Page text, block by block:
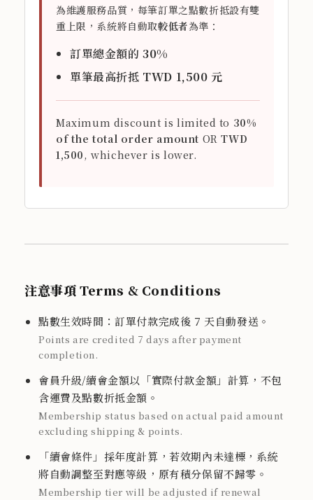
為維護服務品質，每筆訂單之點數折抵設有雙
重上限，系統將自動取較低者為準：
訂單總金額的30%
單筆最高折抵 TWD 1,500 元
Maximum discount is limited to 30%
of the total order amount ORTWD
1,500, whichever is lower.
注意事項 Terms & Conditions
點數生效時間：訂單付款完成後 7 天自動發送。
Points are credited 7 days after payment
completion.
會員升級/續會金額以「實際付款金額」計算，不包
含運費及點數折抵金額。
Membership status based on actual paid amount
excluding shipping & points.
「續會條件」採年度計算，若效期內未達標，系統
將自動調整至對應等級，原有積分保留不歸零。
Membership tier will be adjusted if renewal